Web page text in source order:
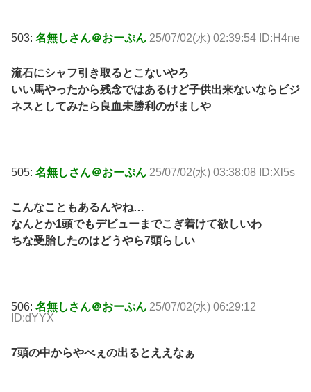
503: 名無しさん＠おーぷん 25/07/02(水) 02:39:54 ID:H4ne
流石にシャフ引き取るとこないやろ
いい馬やったから残念ではあるけど子供出来ないならビジ
ネスとしてみたら良血未勝利のがましや
505: 名無しさん＠おーぷん 25/07/02(水) 03:38:08 ID:Xl5s
こんなこともあるんやね…
なんとか1頭でもデビューまでこぎ着けて欲しいわ
ちな受胎したのはどうやら7頭らしい
506: 名無しさん＠おーぷん 25/07/02(水) 06:29:12
ID:dYYX
7頭の中からやべぇの出るとええなぁ